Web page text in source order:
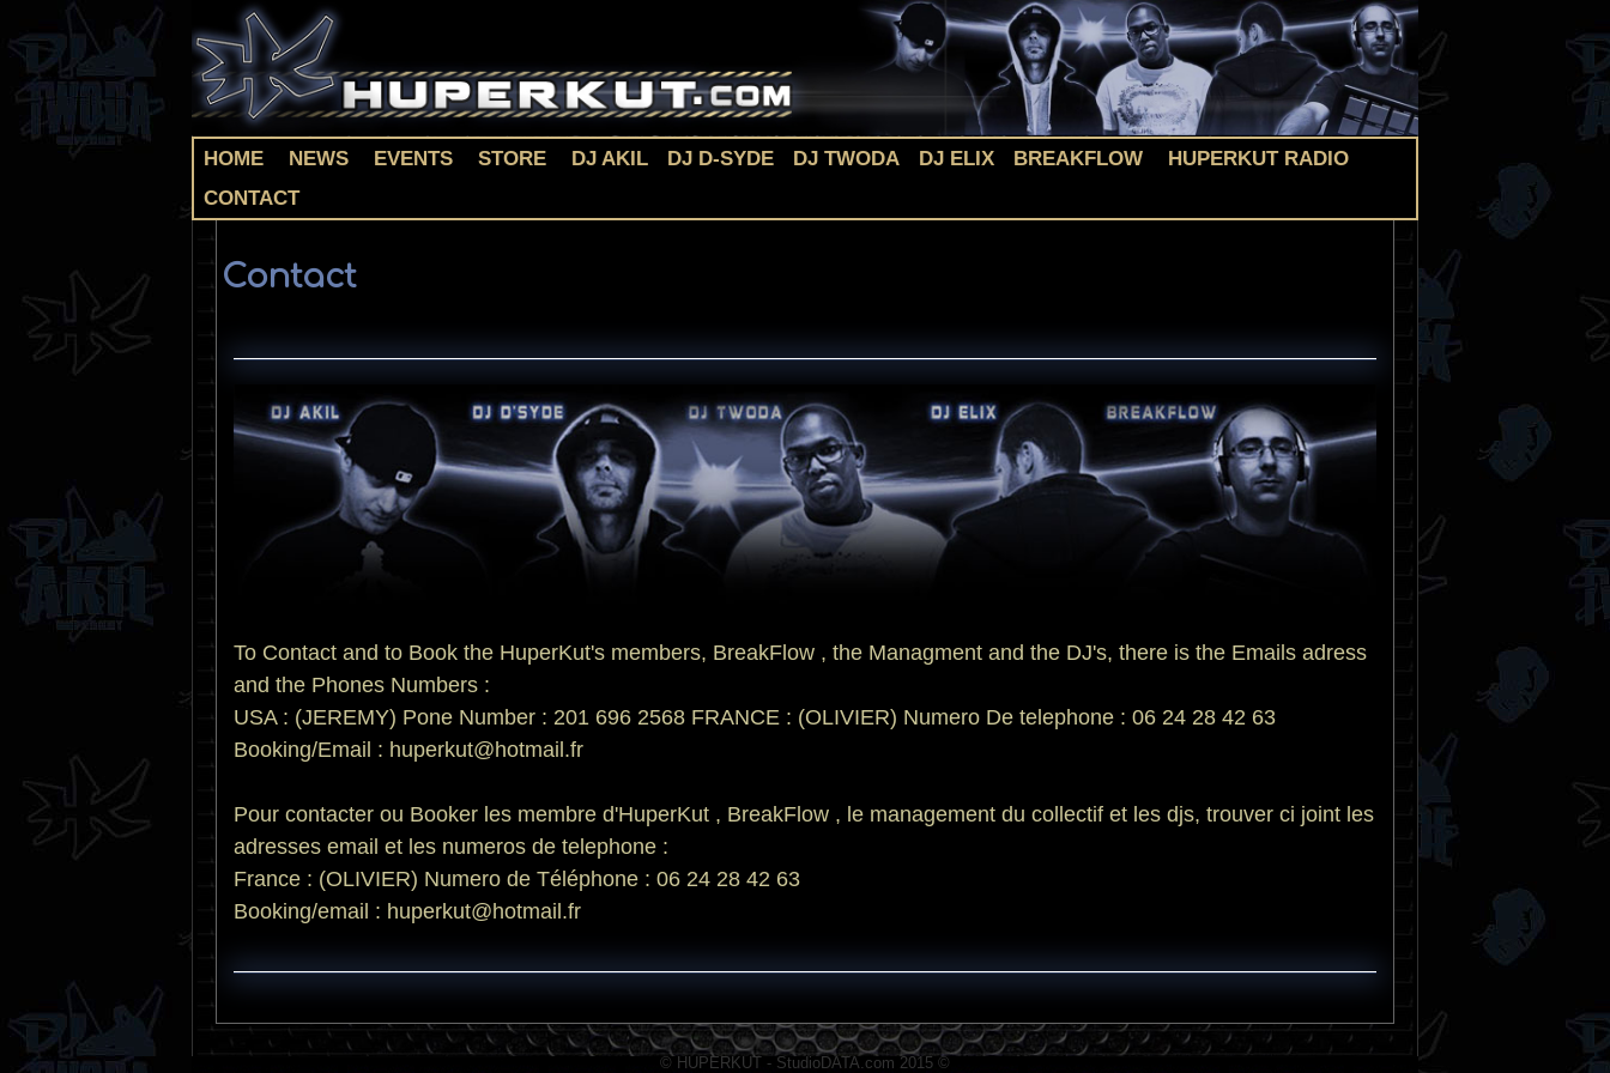
HOME NEWS EVENTS STORE DJ AKIL DJ D-SYDE DJ TWODA DJ ELIX BREAKFLOW
HUPERKUT RADIO
CONTACT
Contact
To Contact and to Book the HuperKut's members, BreakFlow , the Managment and the DJ's, there is the Emails adress
and the Phones Numbers :
USA : (JEREMY) Pone Number : 201 696 2568 FRANCE : (OLIVIER) Numero De telephone : 06 24 28 42 63
Booking/Email : huperkut@hotmail.fr
Pour contacter ou Booker les membre d'HuperKut , BreakFlow , le management du collectif et les djs, trouver ci joint les
adresses email et les numeros de telephone :
France : (OLIVIER) Numero de Téléphone : 06 24 28 42 63
Booking/email : huperkut@hotmail.fr
© HUPERKUT - StudioDATA.com 2015 ©